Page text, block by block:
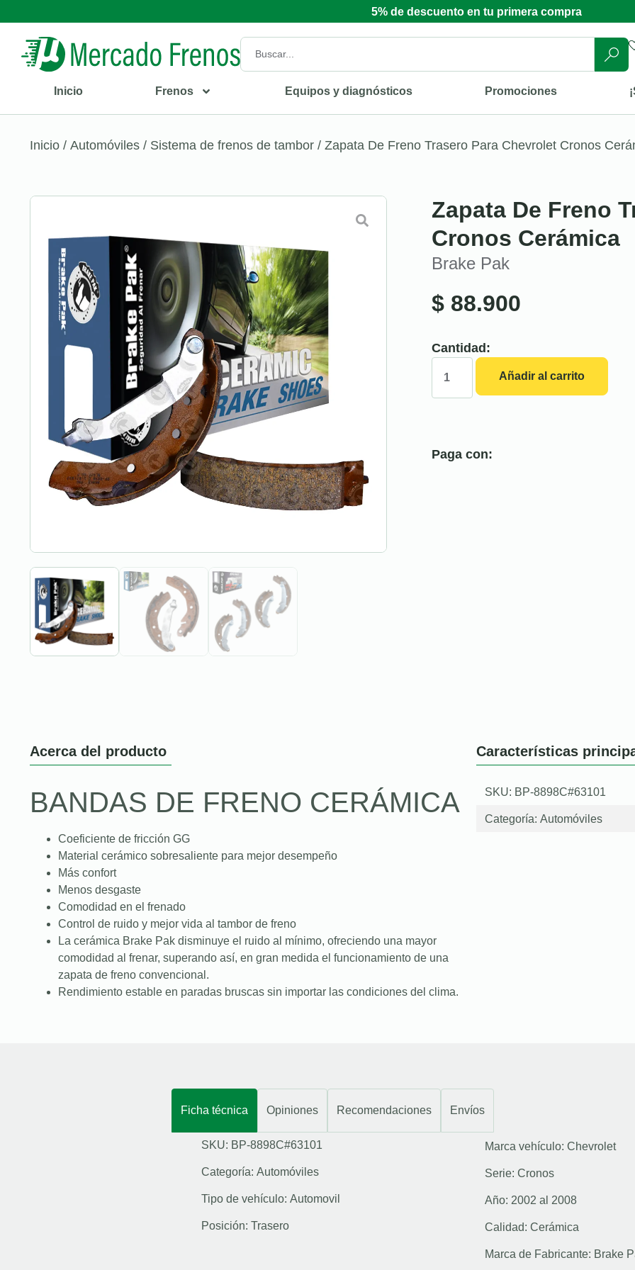
5% de descuento en tu primera compra
Inicio Frenos Equipos y diagnósticos Promociones
Inicio / Automóviles / Sistema de frenos de tambor / Zapata De Freno Trasero Para Chevrolet Cronos
Zapata De Freno
Cronos Cerámica
Brake Pak
$ 88.900
Cantidad:
Añadir al carrito
Paga con:
Acerca del producto
BANDAS DE FRENO CERÁMICA
Coeficiente de fricción GG
Material cerámico sobresaliente para mejor desempeño
Más confort
Menos desgaste
Comodidad en el frenado
Control de ruido y mejor vida al tambor de freno
La cerámica Brake Pak disminuye el ruido al mínimo, ofreciendo una mayor
comodidad al frenar, superando así, en gran medida el funcionamiento de una
zapata de freno convencional.
Rendimiento estable en paradas bruscas sin importar las condiciones del clima.
Características
SKU: BP-8898C#63101
Categoría: Automóviles
Ficha técnica Opiniones Recomendaciones Envíos
SKU: BP-8898C#63101
Categoría: Automóviles
Tipo de vehículo: Automovil
Posición: Trasero
Marca vehículo: Chevrolet
Serie: Cronos
Año: 2002 al 2008
Calidad: Cerámica
Marca de Fabricante: Brake